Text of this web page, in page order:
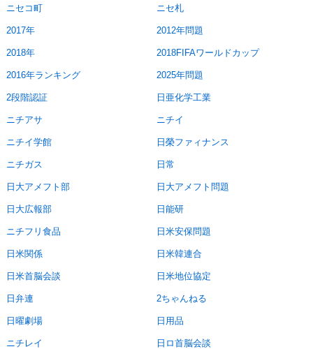
ニセコ町 ニセ札
2017年 2012年問題
2018年 2018FIFAワールドカップ
2016年ランキング 2025年問題
2段階認証 日亜化学工業
ニチアサ ニチイ
ニチイ学館 日榮ファィナンス
ニチガス 日常
日大アメフト部 日大アメフト問題
日大広報部 日能研
ニチフリ食品 日米安保問題
日米関係 日米韓連合
日米首脳会談 日米地位協定
日弁連 2ちゃんねる
日曜劇場 日用品
ニチレイ 日ロ首脳会談